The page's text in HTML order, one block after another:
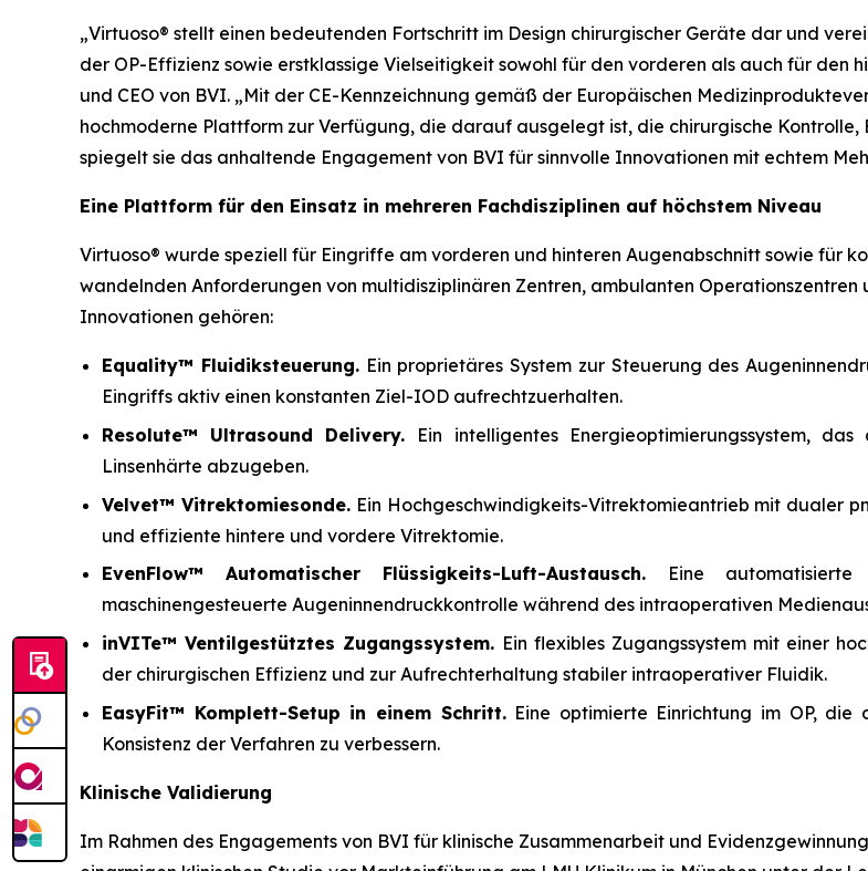
„Virtuoso® stellt einen bedeutenden Fortschritt im Design chirurgischer Geräte dar und
der OP-Effizienz sowie erstklassige Vielseitigkeit sowohl für den vorderen als auch für den
und CEO von BVI. „Mit der CE-Kennzeichnung gemäß der Europäischen
hochmoderne Plattform zur Verfügung, die darauf ausgelegt ist, die chirurgische Kontrolle,
spiegelt sie das anhaltende Engagement von BVI für sinnvolle Innovationen mit echtem
Eine Plattform für den Einsatz in mehreren Fachdisziplinen auf höchstem Niveau
Virtuoso® wurde speziell für Eingriffe am vorderen und hinteren Augenabschnitt sowie für
wandelnden Anforderungen von multidisziplinären Zentren, ambulanten
Innovationen gehören:
Equality™ Fluidiksteuerung.Ein proprietäres System zur Steuerung des
Eingriffs aktiv einen konstanten Ziel-IOD aufrechtzuerhalten.
Resolute™ Ultrasound Delivery. Ein intelligentes Energieoptimierungssystem,
Linsenhärte abzugeben.
Velvet™ Vitrektomiesonde.Ein Hochgeschwindigkeits-Vitrektomieantrieb mit dualer
und effiziente hintere und vordere Vitrektomie.
EvenFlow™ Automatischer Flüssigkeits-Luft-Austausch. Eine automatisierte
maschinengesteuerte Augeninnendruckkontrolle während des intraoperativen
inVITe™ Ventilgestütztes Zugangssystem. Ein flexibles Zugangssystem mit einer
der chirurgischen Effizienz und zur Aufrechterhaltung stabiler intraoperativer Fluidik.
EasyFit™ Komplett-Setup in einem Schritt.Eine optimierte Einrichtung im OP, die
Konsistenz der Verfahren zu verbessern.
Klinische Validierung
Im Rahmen des Engagements von BVI für klinische Zusammenarbeit und